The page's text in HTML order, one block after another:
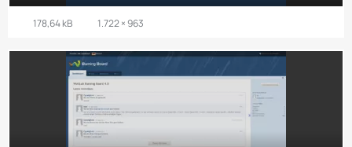
178,64 kB 1.722 × 963